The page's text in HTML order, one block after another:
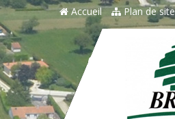
Accueil Plan de site